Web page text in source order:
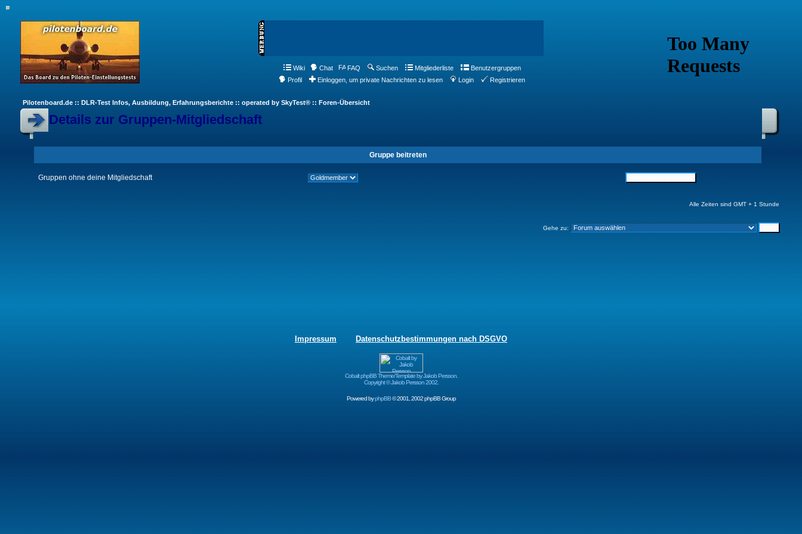
Wiki Chat FAQ Suchen Mitgliederliste
Benutzergruppen
Profil
Einloggen, um private Nachrichten zu lesen Login Registrieren
Pilotenboard.de :: DLR-Test Infos, Ausbildung, Erfahrungsberichte :: operated by SkyTest® :: Foren-Übersicht
Details zur Gruppen-Mitgliedschaft
Gruppe beitreten
Gruppen ohne deine Mitgliedschaft
Alle Zeiten sind GMT + 1 Stunde
Gehe zu:
Impressum Datenschutzbestimmungen nach DSGVO
Cobalt phpBB Theme/Template by Jakob Persson.
Copyright © Jakob Persson 2002.
Powered byphpBB© 2001, 2002 phpBB Group